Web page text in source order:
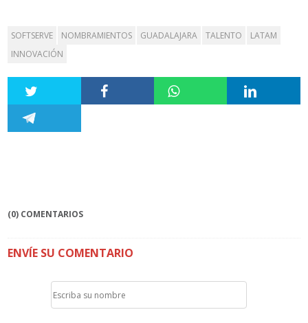
SOFTSERVE NOMBRAMIENTOS GUADALAJARA TALENTO
LATAM
INNOVACIÓN
(0) COMENTARIOS
ENVÍE SU COMENTARIO